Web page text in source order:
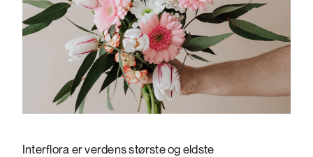
Interflora er verdens største og eldste